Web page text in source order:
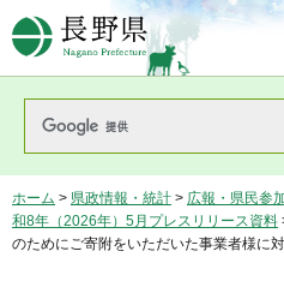
長野県Nagano
ホーム > 県政情報・統計 > 広報・県民参
和8年（2026年）5月プレスリリース資料
のためにご寄附をいただいた事業者様に